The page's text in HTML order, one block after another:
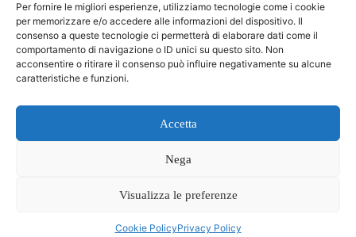
Per fornire le migliori esperienze, utilizziamo tecnologie come i cookie
per memorizzare e/o accedere alle informazioni del dispositivo. Il
consenso a queste tecnologie ci permetterà di elaborare dati come il
comportamento di navigazione o ID unici su questo sito. Non
acconsentire o ritirare il consenso può influire negativamente su alcune
caratteristiche e funzioni.
Accetta
Nega
Visualizza le preferenze
Cookie PolicyPrivacy Policy
FAQ